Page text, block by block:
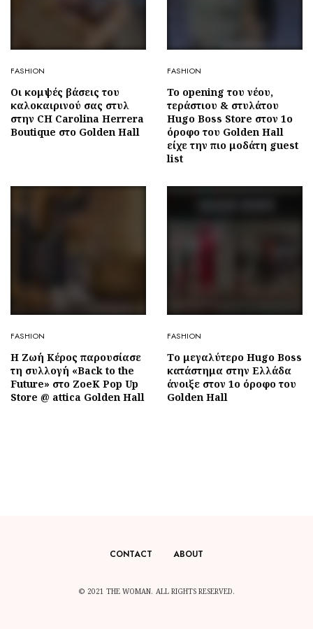
FASHION
Οι κομψές βάσεις του
καλοκαιρινού σας στυλ
στην CH Carolina Herrera
Boutique στο Golden Hall
FASHION
To opening του νέου,
τεράστιου & στυλάτου
Hugo Boss Store στον 1ο
όροφο του Golden Hall
είχε την πιο μοδάτη guest
list
FASHION
Η Ζωή Κέρος παρουσίασε
τη συλλογή «Back to the
Future» στο ZoeK Pop Up
Store @ attica Golden Hall
FASHION
Το μεγαλύτερο Hugo Boss
κατάστημα στην Ελλάδα
άνοιξε στον 1ο όροφο του
Golden Hall
CONTACT ABOUT
© 2021 THE WOMAN. ALL RIGHTS RESERVED.